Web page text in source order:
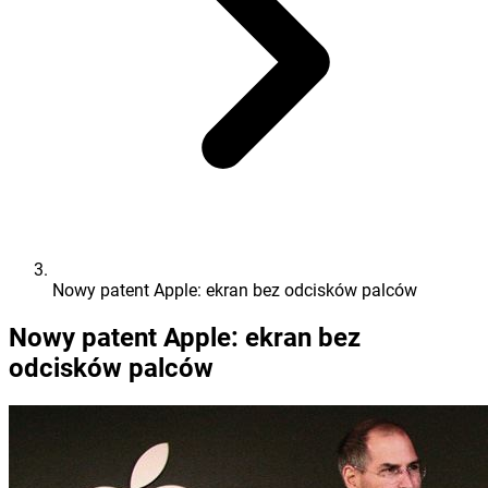
Nowy patent Apple: ekran bez odcisków palców
Nowy patent Apple: ekran bez
odcisków palców